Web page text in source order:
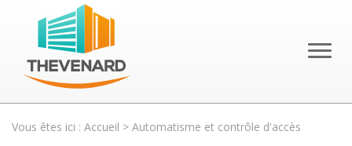
Vous êtes ici : Accueil > Automatisme et contrôle d'accès